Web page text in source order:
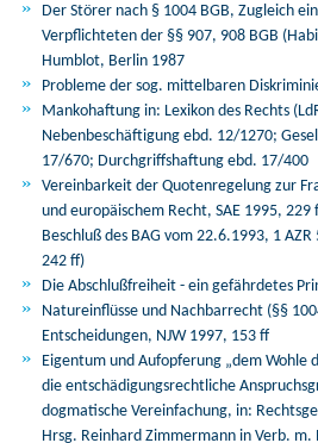
Der Störer nach § 1004 BGB, Zugleich
Verpflichteten der §§ 907, 908 BGB
Humblot, Berlin 1987
Probleme der sog. mittelbaren
Mankohaftung in: Lexikon des Rechts
Nebenbeschäftigung ebd. 12/1270;
17/670; Durchgriffshaftung ebd. 17/400
Vereinbarkeit der Quotenregelung zur
und europäischem Recht, SAE 1995,
Beschluß des BAG vom 22.6.1993, 1
242 ff)
Die Abschlußfreiheit - ein gefährdetes
Natureinflüsse und Nachbarrecht (§§
Entscheidungen, NJW 1997, 153 ff
Eigentum und Aufopferung „dem Wohle
die entschädigungsrechtliche
dogmatische Vereinfachung, in:
Hrsg. Reinhard Zimmermann in Verb. m.